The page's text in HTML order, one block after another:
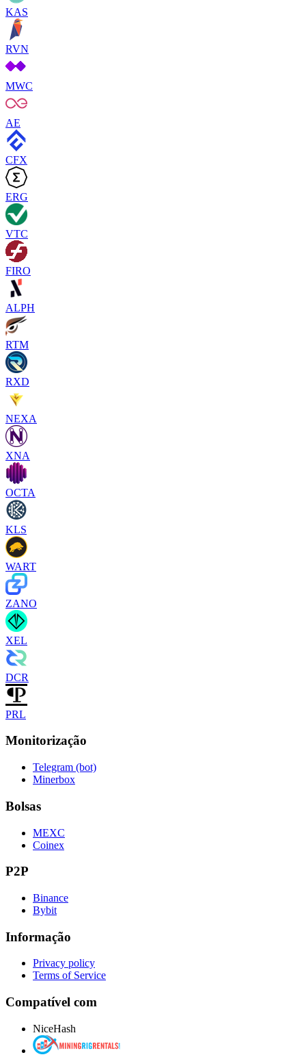
KAS
RVN
MWC
AE
CFX
ERG
VTC
FIRO
ALPH
RTM
RXD
NEXA
XNA
OCTA
KLS
WART
ZANO
XEL
DCR
PRL
Monitorização
Telegram (bot)
Minerbox
Bolsas
MEXC
Coinex
P2P
Binance
Bybit
Informação
Privacy policy
Terms of Service
Compatível com
NiceHash